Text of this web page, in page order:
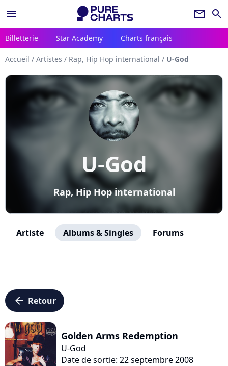
menu newsletter search
Billetterie Star Academy Charts français
Accueil / Artistes / Rap, Hip Hop international / U-God
U-God
Rap, Hip Hop international
Artiste Albums & Singles Forums
arrow_left Retour
Golden Arms Redemption
U-God
Date de sortie: 22 septembre 2008